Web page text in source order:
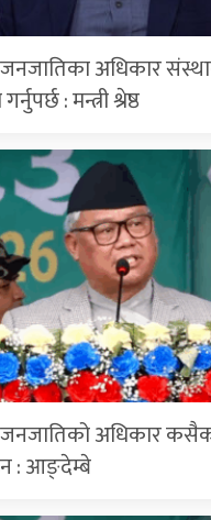
अधिकार
: मन्त्री श्रेष्ठ
अधिकार कसैको
: आङ्देम्बे